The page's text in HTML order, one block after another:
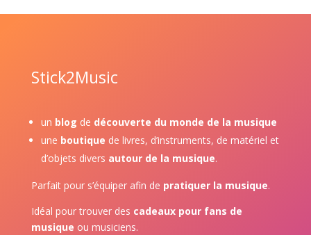
Stick2Music
un blog de découverte du monde de la musique
une boutique de livres, d’instruments, de matériel et
d’objets divers autour de la musique.
Parfait pour s’équiper afin de pratiquer la musique.
Idéal pour trouver des cadeaux pour fans de
musique ou musiciens.